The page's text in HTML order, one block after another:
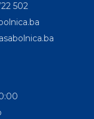
502